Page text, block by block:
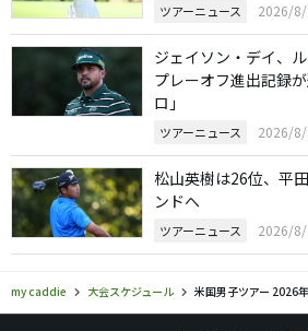
ツアーニュース 2026/8/
ジェイソン・デイ、
プレーオフ進出記録
ロ」
ツアーニュース 2026/8/
松山英樹は26位、平
ンドへ
ツアーニュース 2026/8/
my caddie 大会スケジュール 米国男子ツアー 2026